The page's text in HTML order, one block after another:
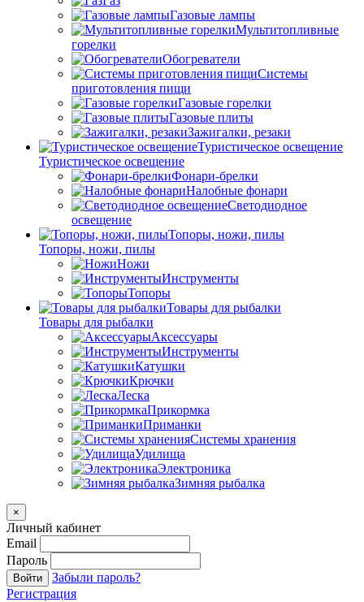
Газовые лампы
Мультитопливные
горелки
Обогреватели
Системы
приготовления пищи
Газовые горелки
Газовые плиты
Зажигалки, резаки
Туристическое освещение
Туристическое освещение
Фонари-брелки
Налобные фонари
Светодиодное
освещение
Топоры, ножи, пилы
Топоры, ножи, пилы
Ножи
Инструменты
Топоры
Товары для рыбалки
Товары для рыбалки
Аксессуары
Инструменты
Катушки
Крючки
Леска
Прикормка
Приманки
Системы хранения
Удилища
Электроника
Зимняя рыбалка
×
Личный кабинет
Email
Пароль
Войти
Забыли пароль?
Регистрация